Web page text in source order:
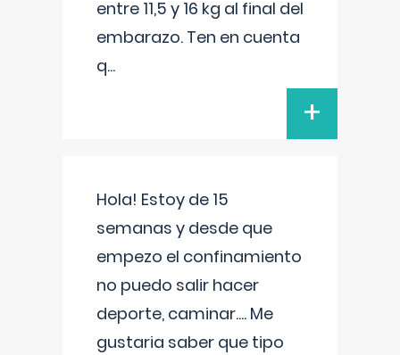
entre 11,5 y 16 kg al final del
embarazo. Ten en cuenta
q...
+
Hola! Estoy de 15
semanas y desde que
empezo el confinamiento
no puedo salir hacer
deporte, caminar.... Me
gustaria saber que tipo